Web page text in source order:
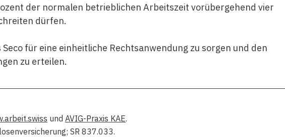
der normalen betrieblichen Arbeitszeit vorübergehend vier
dürfen.
für eine einheitliche Rechtsanwendung zu sorgen und den
zu erteilen.
undAVIG-Praxis KAE.
SR 837.033.